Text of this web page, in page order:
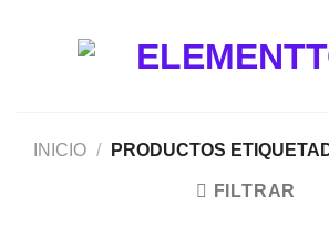
INICIO / PRODUCTOS
FILTRAR